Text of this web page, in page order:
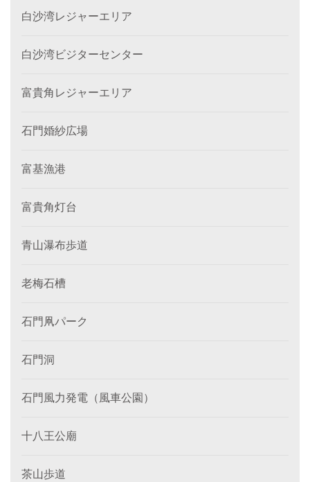
白沙湾レジャーエリア
白沙湾ビジターセンター
富貴角レジャーエリア
石門婚紗広場
富基漁港
富貴角灯台
青山瀑布歩道
老梅石槽
石門凧パーク
石門洞
石門風力発電（風車公園）
十八王公廟
茶山歩道